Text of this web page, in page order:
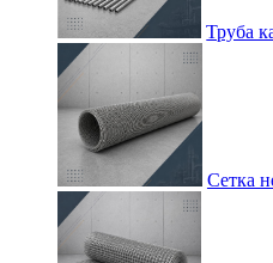
Труба
Сетка